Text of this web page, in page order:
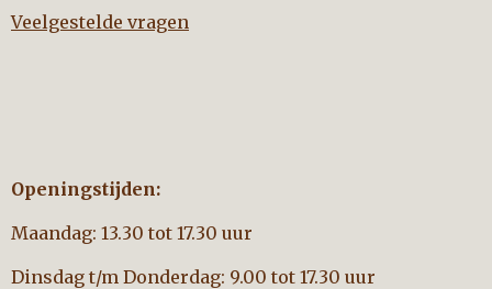
Veelgestelde vragen
Openingstijden:
Maandag: 13.30 tot 17.30 uur
Dinsdag t/m Donderdag: 9.00 tot 17.30 uur